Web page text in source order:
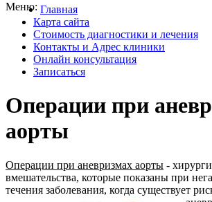
Меню: Главная
Карта сайта
Стоимость диагностики и лечения
Контакты и Адрес клиники
Онлайн консультация
Записаться
Операции при
аорты
Операции при аневризмах аорты -
вмешательства, которые показаны при
течения заболевания, когда существует